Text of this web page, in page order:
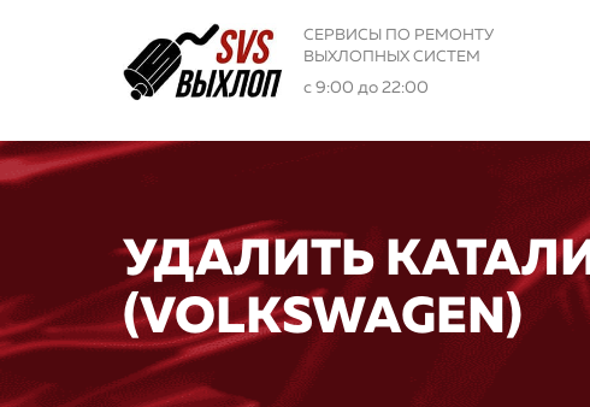
СЕРВИСЫ ПО РЕМОНТУ
ВЫХЛОПНЫХ СИСТЕМ
с 9:00 до 22:00
УДАЛИТЬ
(VOLKSWAGEN)